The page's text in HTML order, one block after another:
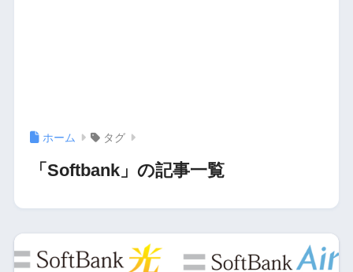
ホーム タグ
「Softbank」の記事一覧